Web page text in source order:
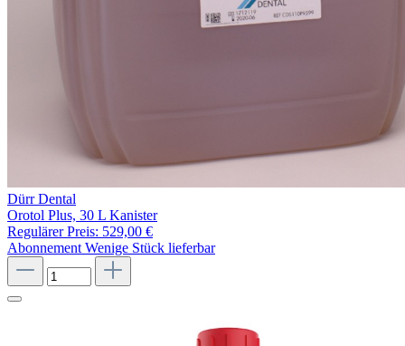
Dürr Dental
Orotol Plus, 30 L Kanister
Regulärer Preis: 529,00 €
Abonnement Wenige Stück lieferbar